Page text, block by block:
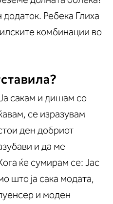
Ребека Глиха
комбинации во
сакам и дишам со
се изразувам
ден добриот
и да ме
ќе сумирам се: Јас
што ја сака модата,
и моден